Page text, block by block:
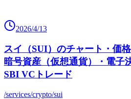
2026/4/13
スイ（SUI）のチャート・価
暗号資産（仮想通貨）・電子
SBI VCトレード
/services/crypto/sui